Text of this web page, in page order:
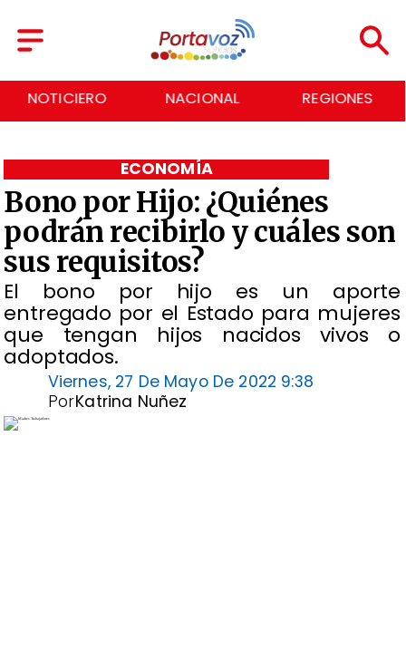
NACIONAL REGIONES
Bono por Hijo: ¿Quiénes
podrán recibirlo y cuáles son
sus requisitos?
El bono por hijo es un aporte
entregado por el Estado para mujeres
que tengan hijos nacidos vivos o
adoptados.
ECONOMÍA
Viernes, 27 De Mayo De 2022 9:38
Katrina Nuñez
Por